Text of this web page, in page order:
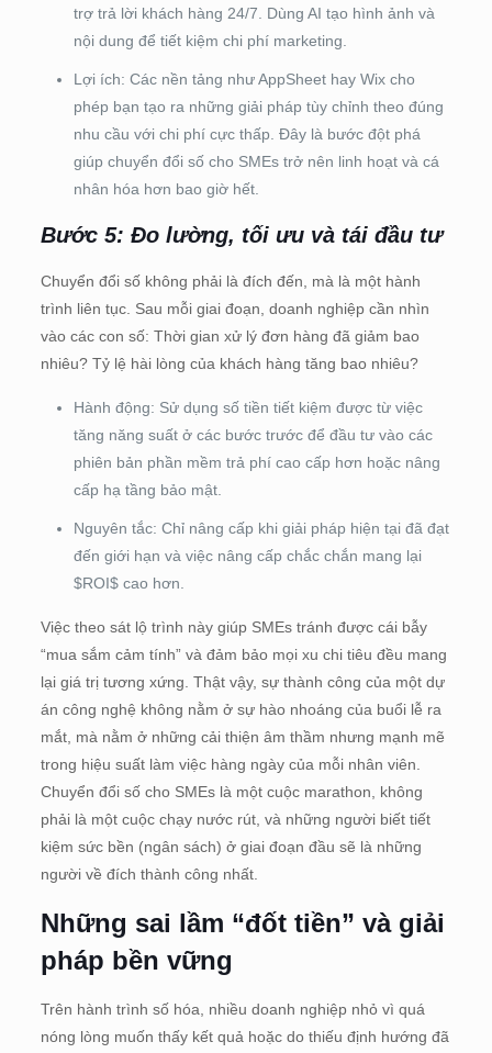
trợ trả lời khách hàng 24/7. Dùng AI tạo hình ảnh và
nội dung để tiết kiệm chi phí marketing.
Lợi ích: Các nền tảng như AppSheet hay Wix cho
phép bạn tạo ra những giải pháp tùy chỉnh theo đúng
nhu cầu với chi phí cực thấp. Đây là bước đột phá
giúp chuyển đổi số cho SMEs trở nên linh hoạt và cá
nhân hóa hơn bao giờ hết.
Bước 5: Đo lường, tối ưu và tái đầu tư
Chuyển đổi số không phải là đích đến, mà là một hành
trình liên tục. Sau mỗi giai đoạn, doanh nghiệp cần nhìn
vào các con số: Thời gian xử lý đơn hàng đã giảm bao
nhiêu? Tỷ lệ hài lòng của khách hàng tăng bao nhiêu?
Hành động: Sử dụng số tiền tiết kiệm được từ việc
tăng năng suất ở các bước trước để đầu tư vào các
phiên bản phần mềm trả phí cao cấp hơn hoặc nâng
cấp hạ tầng bảo mật.
Nguyên tắc: Chỉ nâng cấp khi giải pháp hiện tại đã đạt
đến giới hạn và việc nâng cấp chắc chắn mang lại
$ROI$ cao hơn.
Việc theo sát lộ trình này giúp SMEs tránh được cái bẫy
“mua sắm cảm tính” và đảm bảo mọi xu chi tiêu đều mang
lại giá trị tương xứng. Thật vậy, sự thành công của một dự
án công nghệ không nằm ở sự hào nhoáng của buổi lễ ra
mắt, mà nằm ở những cải thiện âm thầm nhưng mạnh mẽ
trong hiệu suất làm việc hàng ngày của mỗi nhân viên.
Chuyển đổi số cho SMEs là một cuộc marathon, không
phải là một cuộc chạy nước rút, và những người biết tiết
kiệm sức bền (ngân sách) ở giai đoạn đầu sẽ là những
người về đích thành công nhất.
Những sai lầm “đốt tiền” và giải
pháp bền vững
Trên hành trình số hóa, nhiều doanh nghiệp nhỏ vì quá
nóng lòng muốn thấy kết quả hoặc do thiếu định hướng đã